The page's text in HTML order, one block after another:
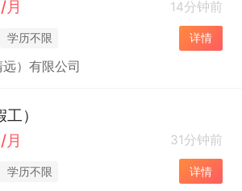
14分钟前
学历不限 详情
）有限公司
）
31分钟前
学历不限 详情